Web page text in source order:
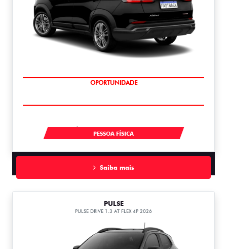
OPORTUNIDADE
À VISTA POR R$ 119.990,00
PESSOA FÍSICA
Saiba mais
PULSE
PULSE DRIVE 1.3 AT FLEX 4P 2026